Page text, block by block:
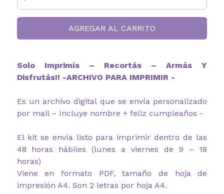
AGREGAR AL CARRITO
Solo Imprimís – Recortás – Armás Y
Disfrutás!! -ARCHIVO PARA IMPRIMIR -
Es un archivo digital que se envía personalizado
por mail – Incluye nombre + feliz cumpleaños -
El kit se envía listo para imprimir dentro de las
48 horas hábiles (lunes a viernes de 9 – 18
horas)
Viene en formato PDF, tamaño de hoja de
impresión A4. Son 2 letras por hoja A4.